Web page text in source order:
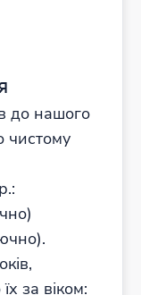
до нашого
чистому
за віком: